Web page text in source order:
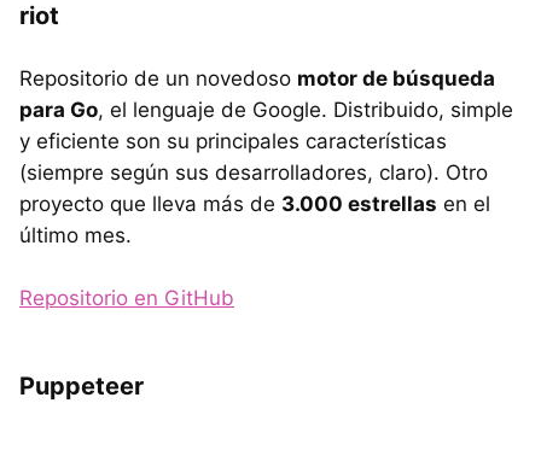
riot
Repositorio de un novedoso motor de búsqueda
para Go, el lenguaje de Google. Distribuido, simple
y eficiente son su principales características
(siempre según sus desarrolladores, claro). Otro
proyecto que lleva más de 3.000 estrellas en el
último mes.
Repositorio en GitHub
Puppeteer